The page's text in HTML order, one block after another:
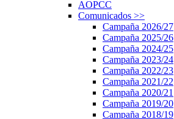
AOPCC
Comunicados >>
Campaña 2026/27
Campaña 2025/26
Campaña 2024/25
Campaña 2023/24
Campaña 2022/23
Campaña 2021/22
Campaña 2020/21
Campaña 2019/20
Campaña 2018/19